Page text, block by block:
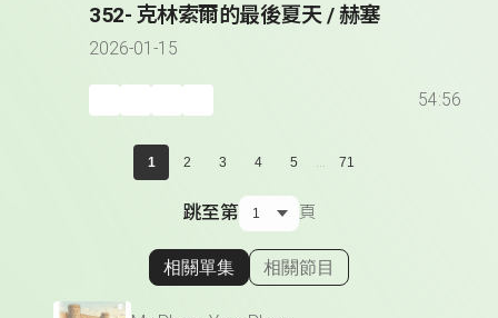
352- 克林索爾的最後夏天 / 赫塞
2026-01-15
54:56
1 2 3 4 5 ... 71
跳至第 頁
顯示相關單集
相關單集 相關節目